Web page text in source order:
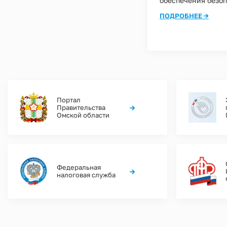
ПОДРОБНЕЕ →
Портал
Правительства
Омской области
→
Федеральная
налоговая служба
→